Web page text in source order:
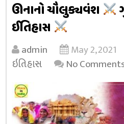
ઊનાનો ચૌલુક્યવંશ
ઈતિહાસ
admin May 2, 2021
ઇતિહાસ
No